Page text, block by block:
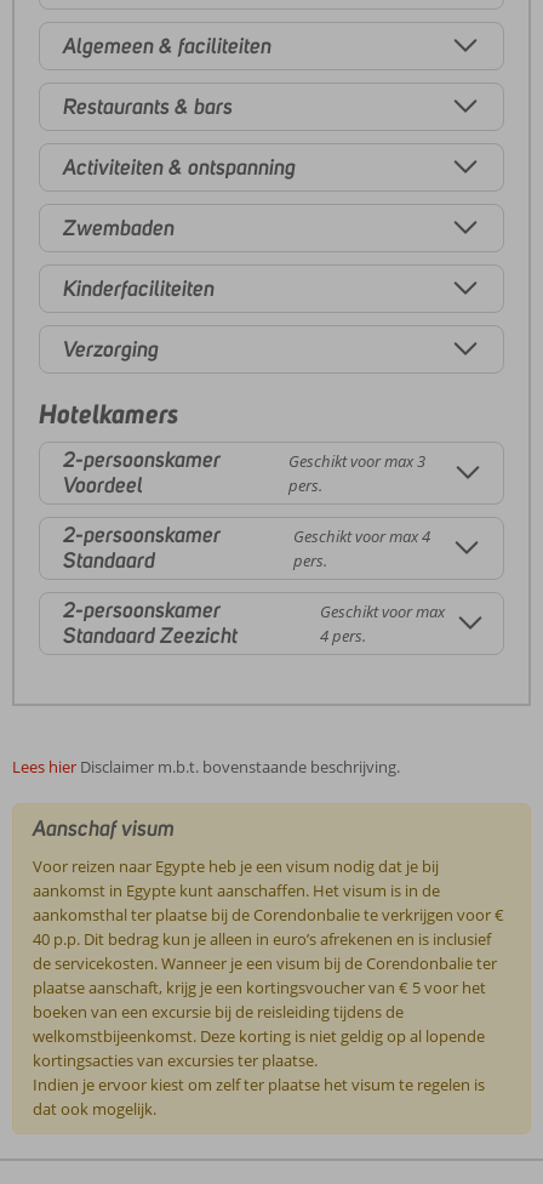
Algemeen & faciliteiten
Restaurants & bars
Activiteiten & ontspanning
Zwembaden
Kinderfaciliteiten
Verzorging
Hotelkamers
2-persoonskamer
Voordeel
Geschikt voor max 3
pers.
2-persoonskamer
Standaard
Geschikt voor max 4
pers.
2-persoonskamer
Standaard Zeezicht
Geschikt voor max
4 pers.
Lees hier Disclaimer m.b.t. bovenstaande beschrijving.
Aanschaf visum
Voor reizen naar Egypte heb je een visum nodig dat je bij
aankomst in Egypte kunt aanschaffen. Het visum is in de
aankomsthal ter plaatse bij de Corendonbalie te verkrijgen voor €
40 p.p. Dit bedrag kun je alleen in euro’s afrekenen en is inclusief
de servicekosten. Wanneer je een visum bij de Corendonbalie ter
plaatse aanschaft, krijg je een kortingsvoucher van € 5 voor het
boeken van een excursie bij de reisleiding tijdens de
welkomstbijeenkomst. Deze korting is niet geldig op al lopende
kortingsacties van excursies ter plaatse.
Indien je ervoor kiest om zelf ter plaatse het visum te regelen is
dat ook mogelijk.